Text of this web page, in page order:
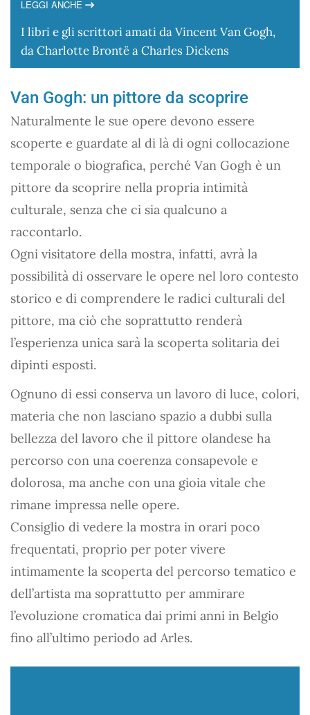
LEGGI ANCHE
I libri e gli scrittori amati da Vincent Van Gogh,
da Charlotte Brontë a Charles Dickens
Van Gogh: un pittore da scoprire
Naturalmente le sue opere devono essere
scoperte e guardate al di là di ogni collocazione
temporale o biografica, perché Van Gogh è un
pittore da scoprire nella propria intimità
culturale, senza che ci sia qualcuno a
raccontarlo.
Ogni visitatore della mostra, infatti, avrà la
possibilità di osservare le opere nel loro contesto
storico e di comprendere le radici culturali del
pittore, ma ciò che soprattutto renderà
l’esperienza unica sarà la scoperta solitaria dei
dipinti esposti.
Ognuno di essi conserva un lavoro di luce, colori,
materia che non lasciano spazio a dubbi sulla
bellezza del lavoro che il pittore olandese ha
percorso con una coerenza consapevole e
dolorosa, ma anche con una gioia vitale che
rimane impressa nelle opere.
Consiglio di vedere la mostra in orari poco
frequentati, proprio per poter vivere
intimamente la scoperta del percorso tematico e
dell’artista ma soprattutto per ammirare
l’evoluzione cromatica dai primi anni in Belgio
fino all’ultimo periodo ad Arles.